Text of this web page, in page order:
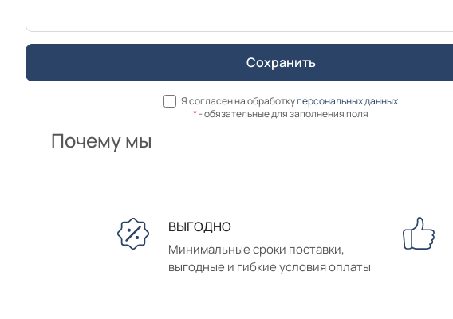
Я согласен на обработкуперсональных данных
*- обязательные для заполнения поля
Почему мы
ВЫГОДНО
Минимальные сроки поставки,
выгодные и гибкие условия оплаты